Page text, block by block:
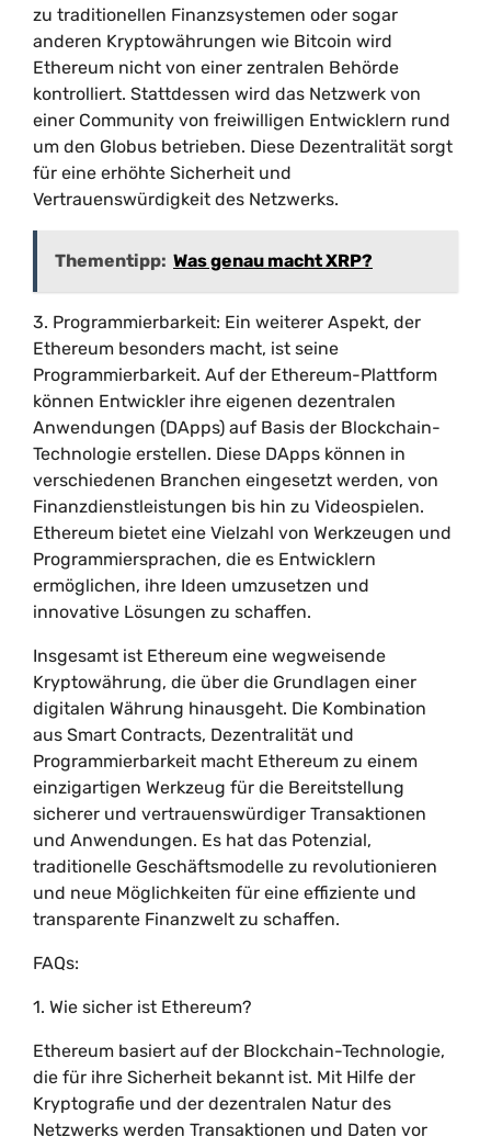
zu traditionellen Finanzsystemen oder sogar
anderen Kryptowährungen wie Bitcoin wird
Ethereum nicht von einer zentralen Behörde
kontrolliert. Stattdessen wird das Netzwerk von
einer Community von freiwilligen Entwicklern rund
um den Globus betrieben. Diese Dezentralität sorgt
für eine erhöhte Sicherheit und
Vertrauenswürdigkeit des Netzwerks.
Thementipp: Was genau macht XRP?
3. Programmierbarkeit: Ein weiterer Aspekt, der
Ethereum besonders macht, ist seine
Programmierbarkeit. Auf der Ethereum-Plattform
können Entwickler ihre eigenen dezentralen
Anwendungen (DApps) auf Basis der Blockchain-
Technologie erstellen. Diese DApps können in
verschiedenen Branchen eingesetzt werden, von
Finanzdienstleistungen bis hin zu Videospielen.
Ethereum bietet eine Vielzahl von Werkzeugen und
Programmiersprachen, die es Entwicklern
ermöglichen, ihre Ideen umzusetzen und
innovative Lösungen zu schaffen.
Insgesamt ist Ethereum eine wegweisende
Kryptowährung, die über die Grundlagen einer
digitalen Währung hinausgeht. Die Kombination
aus Smart Contracts, Dezentralität und
Programmierbarkeit macht Ethereum zu einem
einzigartigen Werkzeug für die Bereitstellung
sicherer und vertrauenswürdiger Transaktionen
und Anwendungen. Es hat das Potenzial,
traditionelle Geschäftsmodelle zu revolutionieren
und neue Möglichkeiten für eine effiziente und
transparente Finanzwelt zu schaffen.
FAQs:
1. Wie sicher ist Ethereum?
Ethereum basiert auf der Blockchain-Technologie,
die für ihre Sicherheit bekannt ist. Mit Hilfe der
Kryptografie und der dezentralen Natur des
Netzwerks werden Transaktionen und Daten vor